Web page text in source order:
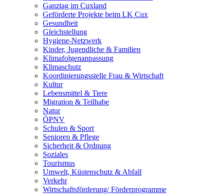
Ganztag im Cuxland
Geförderte Projekte beim LK Cux
Gesundheit
Gleichstellung
Hygiene-Netzwerk
Kinder, Jugendliche & Familien
Klimafolgenanpassung
Klimaschutz
Koordinierungsstelle Frau & Wirtschaft
Kultur
Lebensmittel & Tiere
Migration & Teilhabe
Natur
ÖPNV
Schulen & Sport
Senioren & Pflege
Sicherheit & Ordnung
Soziales
Tourismus
Umwelt, Küstenschutz & Abfall
Verkehr
Wirtschaftsförderung/ Förderprogramme